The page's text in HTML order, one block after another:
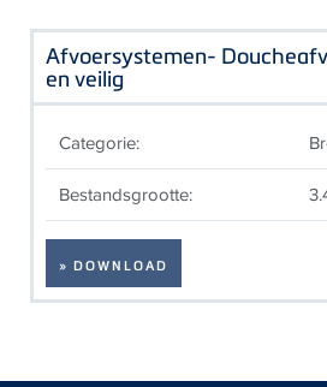
Afvoersystemen-
en veilig
Categorie:
Bestandsgrootte:
» DOWNLOAD